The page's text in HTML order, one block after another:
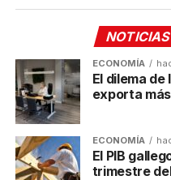
TEMAS RELACIONADOS:
A
CLÚSTER AUDIOVISUAL
A CONTINUACIÓN
La Xornada Galega de
importancia de
Raiola Marketing
el próximo día 27
NOTICIAS
ECONOMÍA
El dilema
exporta
ECONOMÍA
El PIB
trimestre